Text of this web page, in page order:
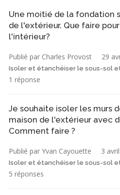
Une moitié de la fondation
de l'extérieur. Que faire
l'intérieur?
Publié par Charles Provost 29
Isoler et étanchéiser le sous-sol
1 réponse
Je souhaite isoler les murs
maison de l'extérieur avec
Comment faire ?
Publié par Yvan Cayouette 3
Isoler et étanchéiser le sous-sol
5 réponses